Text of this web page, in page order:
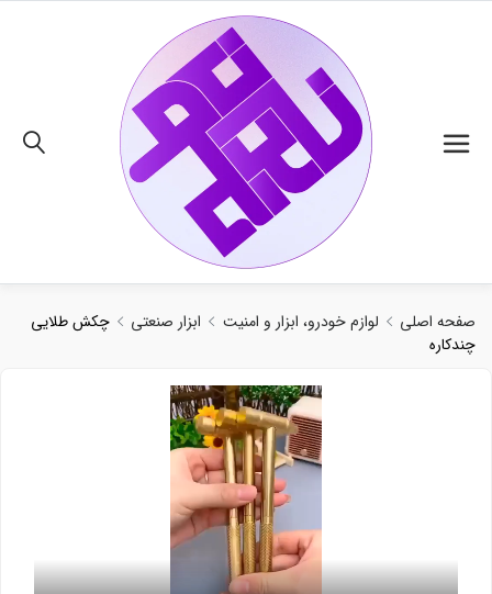
صفحه اصلی لوازم خودرو، ابزار و امنیت ابزار صنعتی
چکش طلایی
چندکاره